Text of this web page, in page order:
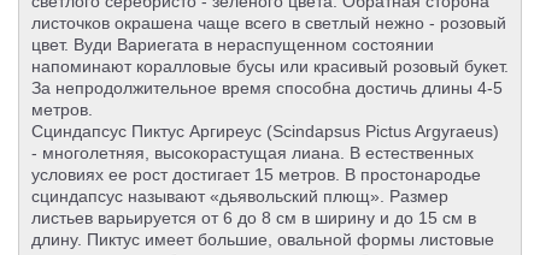
листочков окрашена чаще всего в светлый нежно - розовый
цвет. Вуди Вариегата в нераспущенном состоянии
напоминают коралловые бусы или красивый розовый букет.
За непродолжительное время способна достичь длины 4-5
метров.
Сциндапсус Пиктус Аргиреус (Scindapsus Pictus Argyraeus)
- многолетняя, высокорастущая лиана. В естественных
условиях ее рост достигает 15 метров. В простонародье
сциндапсус называют «дьявольский плющ». Размер
листьев варьируется от 6 до 8 см в ширину и до 15 см в
длину. Пиктус имеет большие, овальной формы листовые